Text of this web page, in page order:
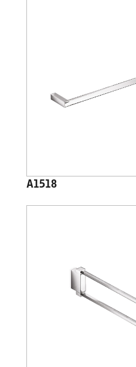
A1518